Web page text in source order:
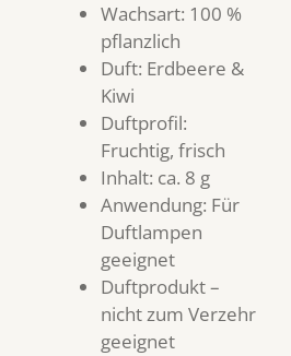
Wachsart: 100 %
pflanzlich
Duft: Erdbeere &
Kiwi
Duftprofil:
Fruchtig, frisch
Inhalt: ca. 8 g
Anwendung: Für
Duftlampen
geeignet
Duftprodukt –
nicht zum Verzehr
geeignet